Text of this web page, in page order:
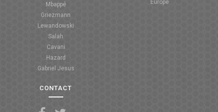
Mbappé
Griezmann
Lewandowski
Salah
Cavani
Hazard
Gabriel Jesus
Europe
CONTACT